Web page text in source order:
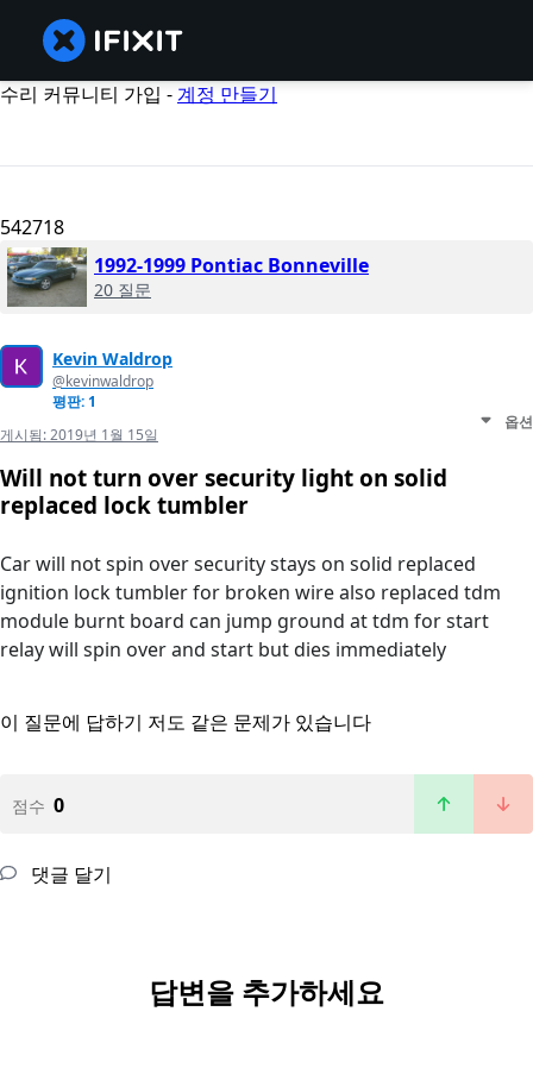
수리 커뮤니티 가입 -계정 만들기
542718
1992-1999 Pontiac Bonneville
20 질문
Kevin Waldrop
@kevinwaldrop
평판: 1
게시됨:2019년 1월 15일
옵션
Will not turn over security light on solid
replaced lock tumbler
Car will not spin over security stays on solid replaced
ignition lock tumbler for broken wire also replaced tdm
module burnt board can jump ground at tdm for start
relay will spin over and start but dies immediately
이 질문에 답하기 저도 같은 문제가 있습니다
점수 0
댓글 달기
답변을 추가하세요